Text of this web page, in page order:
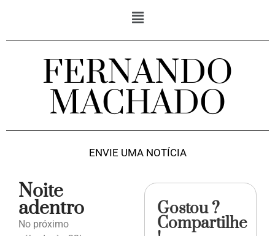
FERNANDO
MACHADO
ENVIE UMA NOTÍCIA
Noite
adentro
No próximo
Gostou ?
Compartilhe